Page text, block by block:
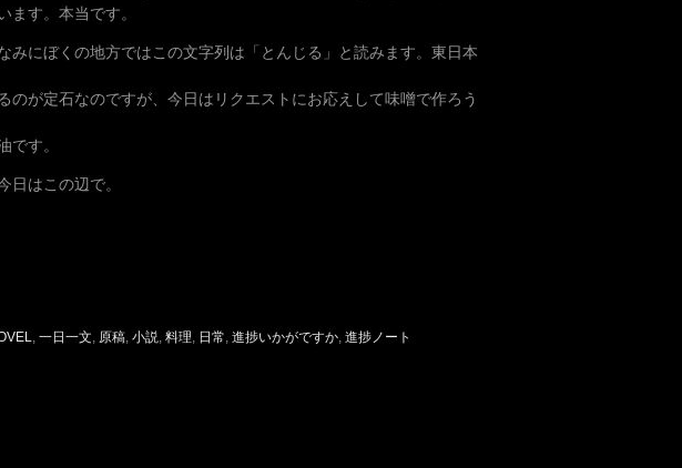
ます。本当です。
みにぼくの地方ではこの文字列は「とんじる」と読みます。東日本
のが定石なのですが、今日はリクエストにお応えして味噌で作ろう
です。
日はこの辺で。
, 一日一文, 原稿, 小説, 料理, 日常, 進捗いかがですか, 進捗ノート